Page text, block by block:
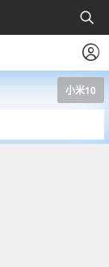
小米10